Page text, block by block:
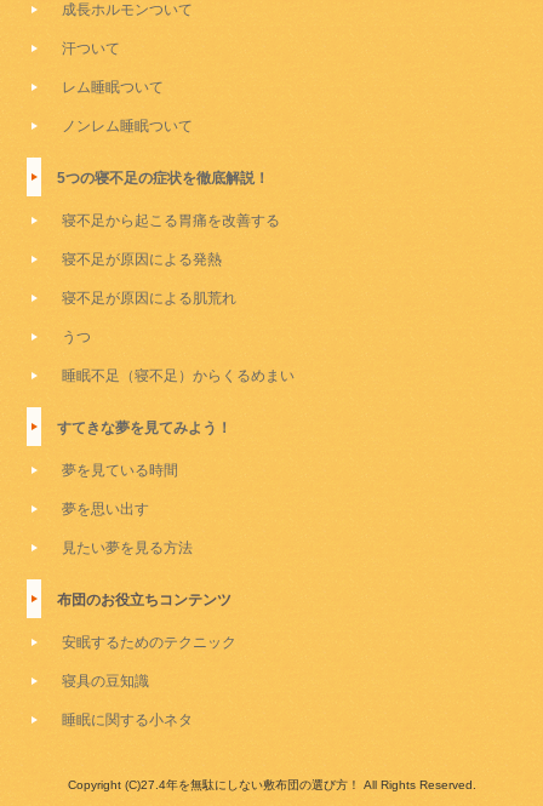
成長ホルモンついて
汗ついて
レム睡眠ついて
ノンレム睡眠ついて
5つの寝不足の症状を徹底解説！
寝不足から起こる胃痛を改善する
寝不足が原因による発熱
寝不足が原因による肌荒れ
うつ
睡眠不足（寝不足）からくるめまい
すてきな夢を見てみよう！
夢を見ている時間
夢を思い出す
見たい夢を見る方法
布団のお役立ちコンテンツ
安眠するためのテクニック
寝具の豆知識
睡眠に関する小ネタ
Copyright (C)27.4年を無駄にしない敷布団の選び方！ All Rights Reserved.